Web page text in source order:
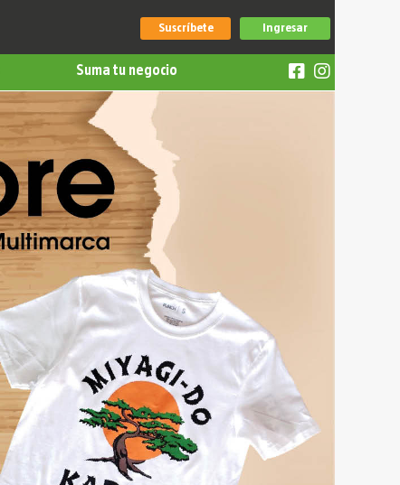
Suscríbete Ingresar
Suma tu negocio